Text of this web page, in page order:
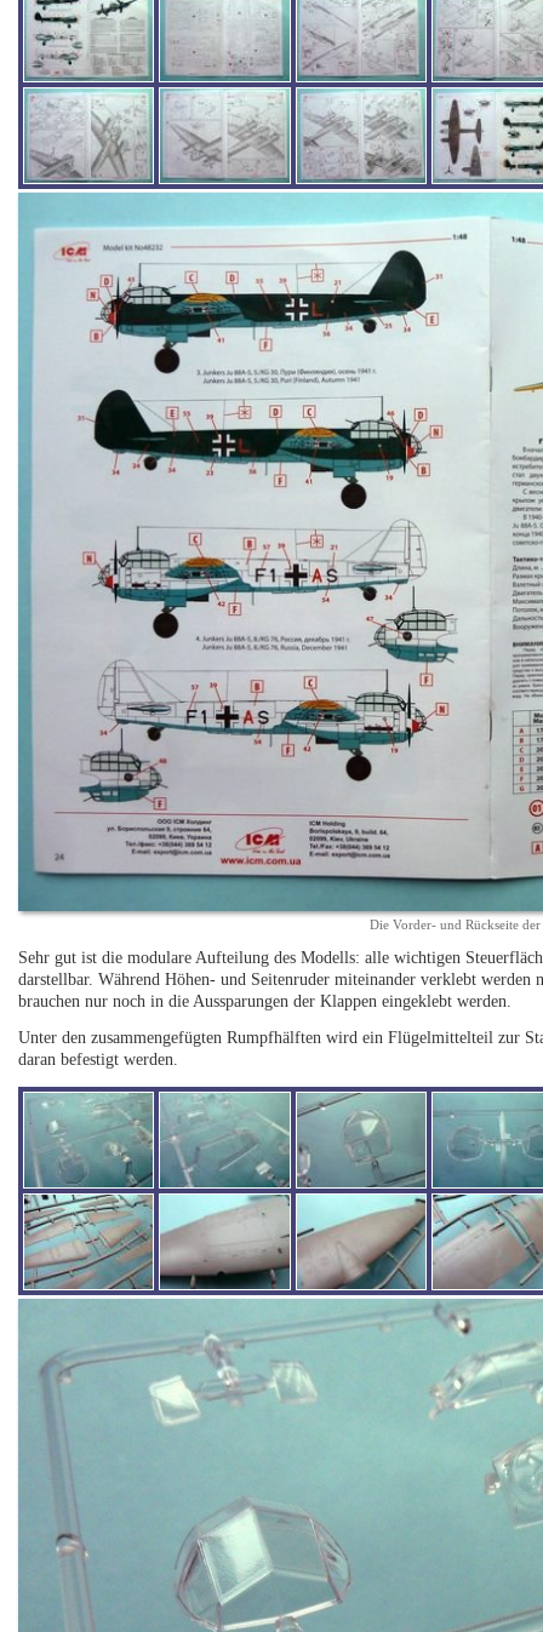
Die Vorder- und Rückseite
Sehr gut ist die modulare Aufteilung des Modells: alle wichtigen
darstellbar. Während Höhen- und Seitenruder miteinander verklebt
brauchen nur noch in die Aussparungen der Klappen eingeklebt werden.
Unter den zusammengefügten Rumpfhälften wird ein Flügelmittelteil zur
daran befestigt werden.